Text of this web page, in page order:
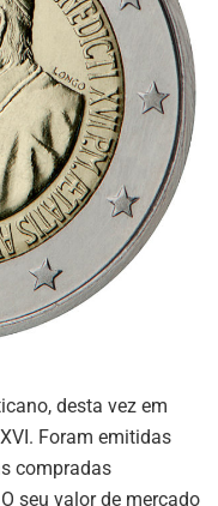
desta vez em
Foram emitidas
compradas
seu valor de mercado